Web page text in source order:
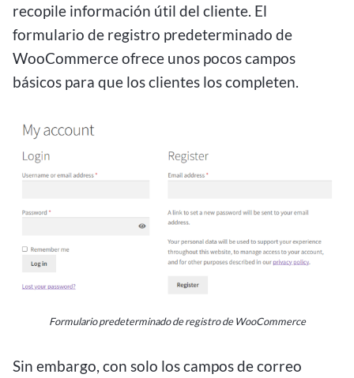
recopile información útil del cliente. El
formulario de registro predeterminado de
WooCommerce ofrece unos pocos campos
básicos para que los clientes los completen.
Formulario predeterminado de registro de WooCommerce
Sin embargo, con solo los campos de correo